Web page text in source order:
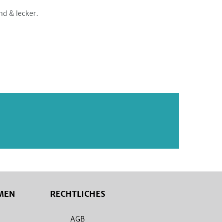
& lecker.
RECHTLICHES
AGB